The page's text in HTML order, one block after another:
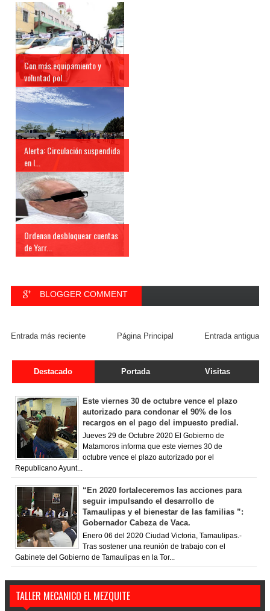
Con más equipamiento y
voluntad pol...
Alerta: Circulación suspendida
en l...
Ordenan desbloquear cuentas
de Yarr...
BLOGGER COMMENT
Entrada más reciente Entrada antigua
Página Principal
Destacado Portada Visitas
Este viernes 30 de octubre vence el plazo
autorizado para condonar el 90% de los
recargos en el pago del impuesto predial.
Jueves 29 de Octubre 2020 El Gobierno de
Matamoros informa que este viernes 30 de
octubre vence el plazo autorizado por el
Republicano Ayunt...
“En 2020 fortaleceremos las acciones para
seguir impulsando el desarrollo de
Tamaulipas y el bienestar de las familias ”:
Gobernador Cabeza de Vaca.
Enero 06 del 2020 Ciudad Victoria, Tamaulipas.-
Tras sostener una reunión de trabajo con el
Gabinete del Gobierno de Tamaulipas en la Tor...
TALLER MECANICO EL MEZQUITE